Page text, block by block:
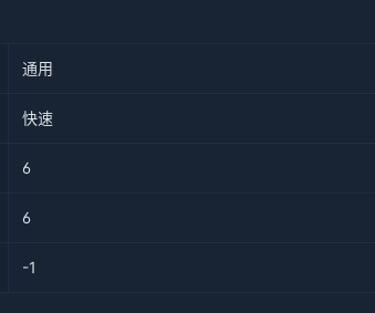
通用
快速
6
6
-1